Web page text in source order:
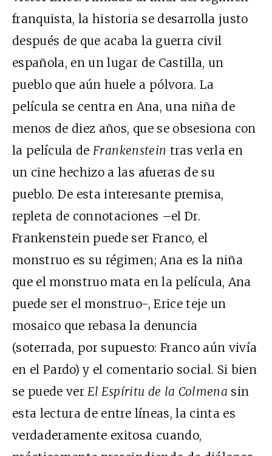
franquista, la historia se desarrolla justo
después de que acaba la guerra civil
española, en un lugar de Castilla, un
pueblo que aún huele a pólvora. La
película se centra en Ana, una niña de
menos de diez años, que se obsesiona con
la película deFrankenstein tras verla en
un cine hechizo a las afueras de su
pueblo. De esta interesante premisa,
repleta de connotaciones –el Dr.
Frankenstein puede ser Franco, el
monstruo es su régimen; Ana es la niña
que el monstruo mata en la película, Ana
puede ser el monstruo-, Erice teje un
mosaico que rebasa la denuncia
(soterrada, por supuesto: Franco aún vivía
en el Pardo) y el comentario social. Si bien
se puede verEl Espíritu de la Colmena sin
esta lectura de entre líneas, la cinta es
verdaderamente exitosa cuando,